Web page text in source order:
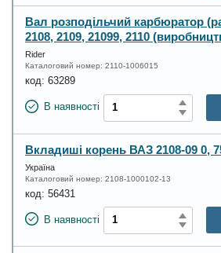
Вал розподільчий карбюратор
2108, 2109, 21099, 2110
Rider
Каталоговий номер: 2110-1006015
код: 63289
В наявності
Вкладиші корень ВАЗ 2108-09 0,
Україна
Каталоговий номер: 2108-1000102-13
код: 56431
В наявності